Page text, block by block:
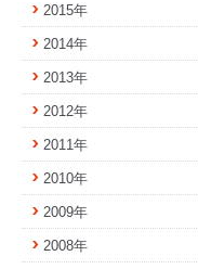
2015年
2014年
2013年
2012年
2011年
2010年
2009年
2008年